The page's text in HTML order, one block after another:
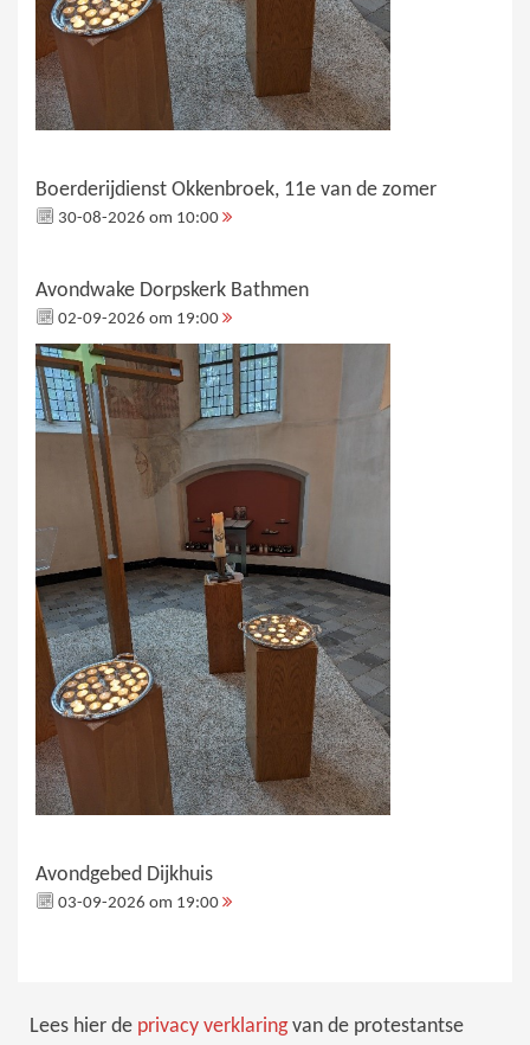
Boerderijdienst Okkenbroek, 11e van de zomer
30-08-2026 om 10:00
Avondwake Dorpskerk Bathmen
02-09-2026 om 19:00
Avondgebed Dijkhuis
03-09-2026 om 19:00
Lees hier de privacy verklaringvan de protestantse